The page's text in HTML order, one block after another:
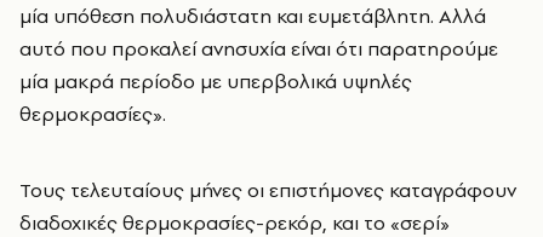
μία υπόθεση πολυδιάστατη και ευμετάβλητη. Αλλά
αυτό που προκαλεί ανησυχία είναι ότι παρατηρούμε
μία μακρά περίοδο με υπερβολικά υψηλές
θερμοκρασίες».
Τους τελευταίους μήνες οι επιστήμονες καταγράφουν
διαδοχικές θερμοκρασίες-ρεκόρ, και το «σερί»